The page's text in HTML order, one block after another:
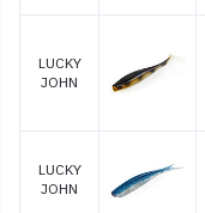
LUCKY
JOHN
LUCKY
JOHN